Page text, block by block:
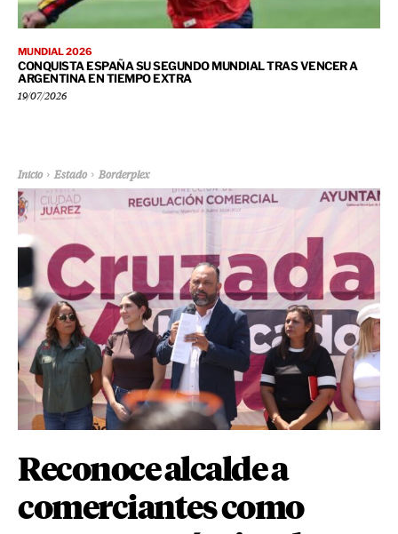
MUNDIAL 2026
CONQUISTA ESPAÑA SU SEGUNDO MUNDIAL TRAS VENCER A
ARGENTINA EN TIEMPO EXTRA
19/07/2026